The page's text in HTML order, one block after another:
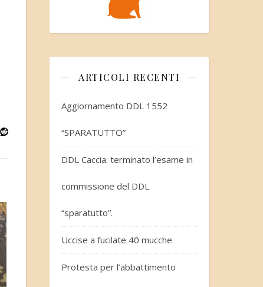
ARTICOLI RECENTI
Aggiornamento DDL 1552
“SPARATUTTO”
DDL Caccia: terminato l’esame in
commissione del DDL
“sparatutto”.
Uccise a fucilate 40 mucche
Protesta per l’abbattimento